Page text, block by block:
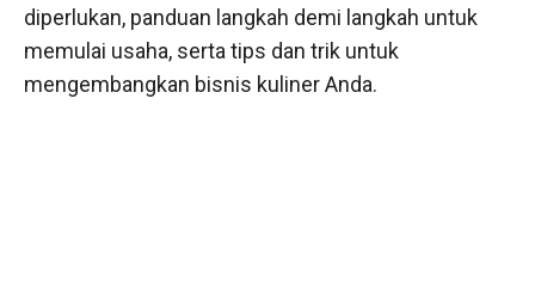
diperlukan, panduan langkah demi langkah untuk
memulai usaha, serta tips dan trik untuk
mengembangkan bisnis kuliner Anda.